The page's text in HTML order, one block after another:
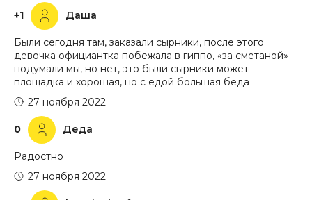
+1 Даша
Были сегодня там, заказали сырники, после этого
девочка официантка побежала в гиппо, «за сметаной»
подумали мы, но нет, это были сырники может
площадка и хорошая, но с едой большая беда
0 Деда
27 ноября 2022
Радостно
27 ноября 2022